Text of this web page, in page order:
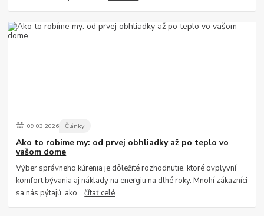
09.03.2026 Články
Ako to robíme my: od prvej obhliadky až po teplo vo
vašom dome
Výber správneho kúrenia je dôležité rozhodnutie, ktoré ovplyvní
komfort bývania aj náklady na energiu na dlhé roky. Mnohí zákazníci
sa nás pýtajú, ako...čítať celé